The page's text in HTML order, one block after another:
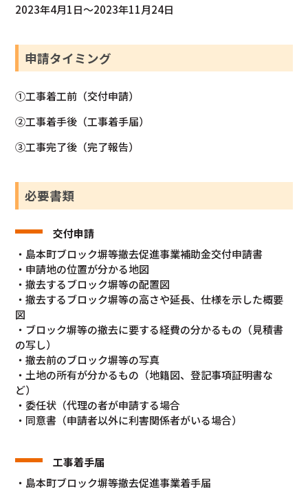
2023年4月1日～2023年11月24日
申請タイミング
①工事着工前（交付申請）
②工事着手後（工事着手届）
③工事完了後（完了報告）
必要書類
交付申請
・島本町ブロック塀等撤去促進事業補助金交付申請書
・申請地の位置が分かる地図
・撤去するブロック塀等の配置図
・撤去するブロック塀等の高さや延長、仕様を示した概要
図
・ブロック塀等の撤去に要する経費の分かるもの（見積書
の写し）
・撤去前のブロック塀等の写真
・土地の所有が分かるもの（地籍図、登記事項証明書な
ど）
・委任状（代理の者が申請する場合
・同意書（申請者以外に利害関係者がいる場合）
工事着手届
・島本町ブロック塀等撤去促進事業着手届